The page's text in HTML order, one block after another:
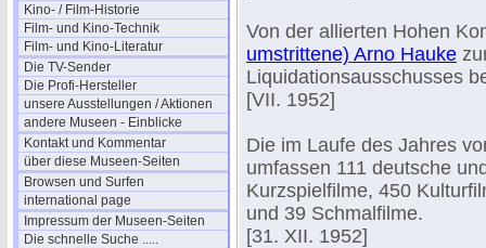
Kino- / Film-Historie
Film- und Kino-Technik
Film- und Kino-Literatur
Die TV-Sender
Die Profi-Hersteller
unsere Ausstellungen / Aktionen
andere Museen - Einblicke
Kontakt und Kommentar
über diese Museen-Seiten
Browsen und Surfen
international page
Impressum der Museen-Seiten
Die schnelle Suche .....
Von der allierten Hohen
umstrittene) Arno Hauke
Liquidationsausschusses
[VII. 1952]
Die im Laufe des Jahres
umfassen 111 deutsche
Kurzspielfilme, 450
und 39 Schmalfilme.
[31. XII. 1952]